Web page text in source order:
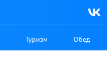
Туризм Обед